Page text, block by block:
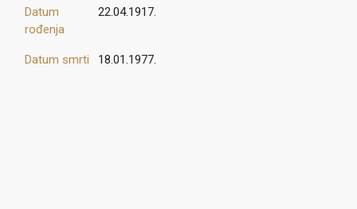
Datum
rođenja
22.04.1917.
Datum smrti 18.01.1977.